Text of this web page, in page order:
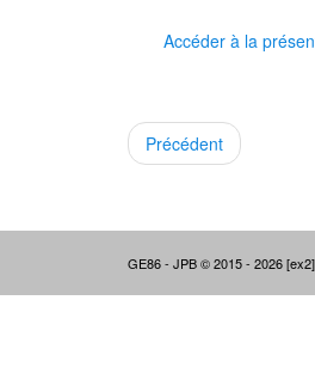
Accéder à la
Précédent
GE86 - JPB © 2015 - 2026 [ex2]